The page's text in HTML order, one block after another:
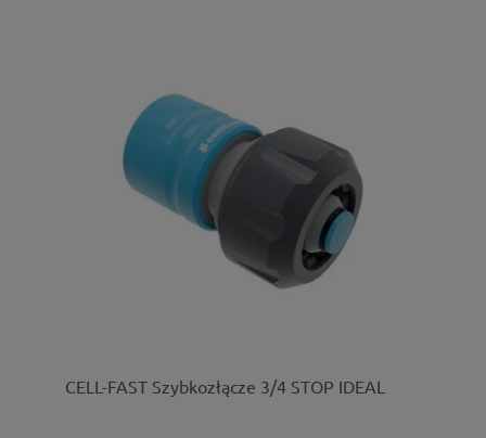
CELL-FAST Szybkozłącze 3/4 STOP IDEAL